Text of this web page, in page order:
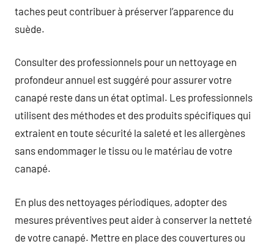
taches peut contribuer à préserver l’apparence du
suède.
Consulter des professionnels pour un nettoyage en
profondeur annuel est suggéré pour assurer votre
canapé reste dans un état optimal. Les professionnels
utilisent des méthodes et des produits spécifiques qui
extraient en toute sécurité la saleté et les allergènes
sans endommager le tissu ou le matériau de votre
canapé.
En plus des nettoyages périodiques, adopter des
mesures préventives peut aider à conserver la netteté
de votre canapé. Mettre en place des couvertures ou